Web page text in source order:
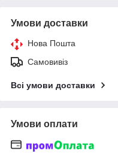
Умови доставки
Нова Пошта
Самовивіз
Всі умови доставки
Умови оплати